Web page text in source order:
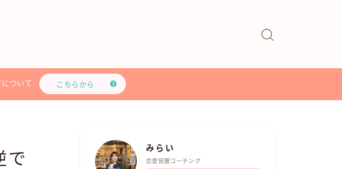
ついて こちらから
で
みらい
恋愛覚醒コーチング